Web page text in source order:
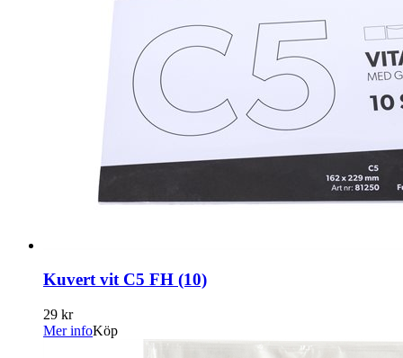
Kuvert vit C5 FH (10)
29 kr
Mer infoKöp